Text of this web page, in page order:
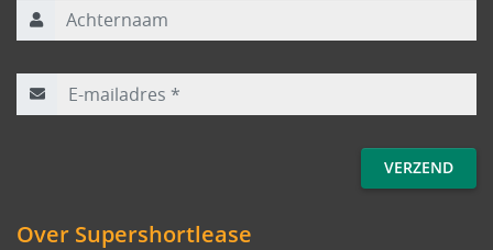
Over Supershortlease